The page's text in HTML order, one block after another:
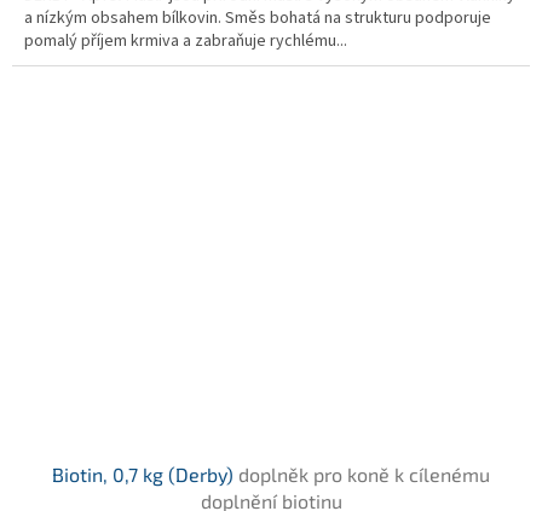
a nízkým obsahem bílkovin. Směs bohatá na strukturu podporuje
pomalý příjem krmiva a zabraňuje rychlému...
Biotin, 0,7 kg (Derby) doplněk pro koně k cílenému
doplnění biotinu